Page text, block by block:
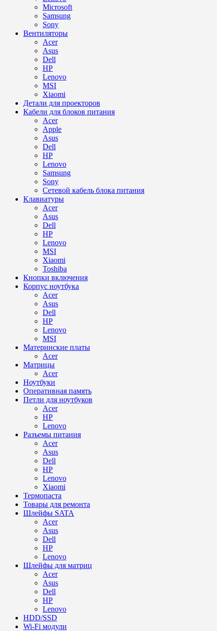
Microsoft
Samsung
Sony
Вентиляторы
Acer
Asus
Dell
HP
Lenovo
MSI
Xiaomi
Детали для проекторов
Кабели для блоков питания
Acer
Apple
Asus
Dell
HP
Lenovo
Samsung
Sony
Сетевой кабель блока питания
Клавиатуры
Acer
Asus
Dell
HP
Lenovo
MSI
Xiaomi
Toshiba
Кнопки включения
Корпус ноутбука
Acer
Asus
Dell
HP
Lenovo
MSI
Материнские платы
Acer
Матрицы
Acer
Ноутбуки
Оперативная память
Петли для ноутбуков
Acer
HP
Lenovo
Разъемы питания
Acer
Asus
Dell
HP
Lenovo
Xiaomi
Термопаста
Товары для ремонта
Шлейфы SATA
Acer
Asus
Dell
HP
Lenovo
Шлейфы для матриц
Acer
Asus
Dell
HP
Lenovo
HDD/SSD
Wi-Fi модули